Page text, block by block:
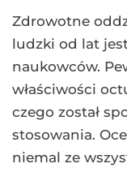
Zdrowotne
ludzki od lat
naukowców.
właściwości
czego został
stosowania.
niemal ze